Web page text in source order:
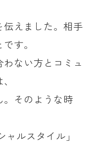
えました。相手
す。
ない方とコミュ
そのような時
ルスタイル」